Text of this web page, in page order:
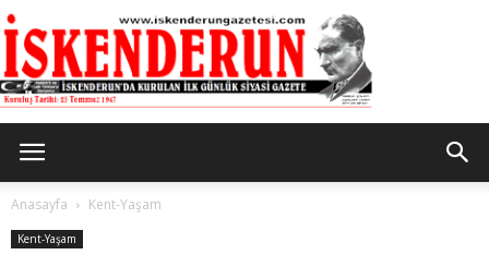
Anasayfa Kent-Yaşam
Kent-Yaşam